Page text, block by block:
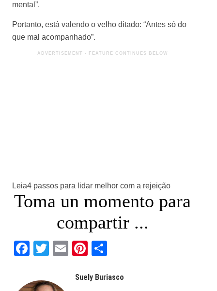
mental”.
Portanto, está valendo o velho ditado: “Antes só do
que mal acompanhado”.
Leia4 passos para lidar melhor com a rejeição
Toma un momento para
compartir ...
Facebook
Twitter
EmailPinterest
Suely Buriasco